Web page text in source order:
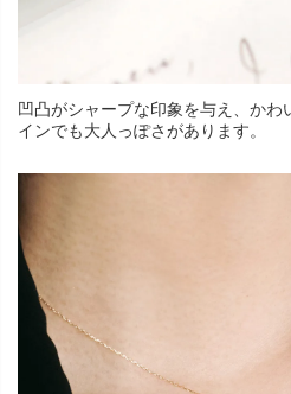
凹凸がシャープな印象を与え、か
インでも大人っぽさがあります。